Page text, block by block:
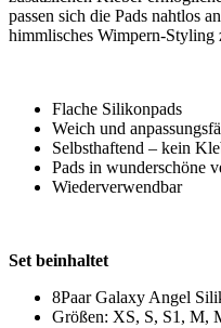
passen sich die Pads nahtlos
himmlisches Wimpern-Styling
Flache Silikonpads
Weich und
Selbsthaftend – kein
Pads in wunderschöne
Wiederverwendbar
Set beinhaltet
8Paar Galaxy Angel
Größen: XS, S, S1, M,